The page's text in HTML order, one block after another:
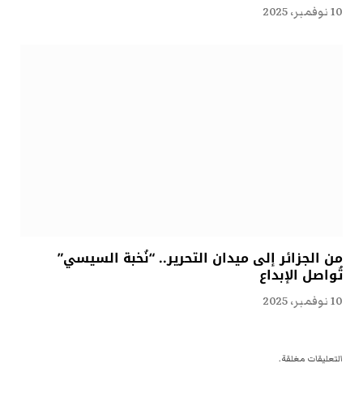
10 نوفمبر، 2025
من الجزائر إلى ميدان التحرير.. “نُخبة السيسي”
تُواصل الإبداع
10 نوفمبر، 2025
التعليقات مغلقة.